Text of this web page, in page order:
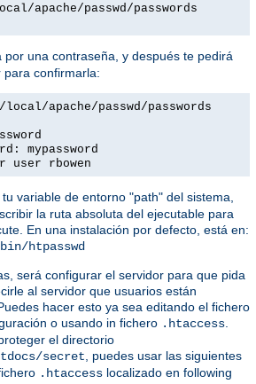
apache/passwd/passwords
por una contraseña, y después te pedirá
para confirmarla:
apache/passwd/passwords
mypassword
user rbowen
variable de entorno "path" del sistema,
la ruta absoluta del ejecutable para
En una instalación por defecto, está en:
htpasswd
será configurar el servidor para que pida
al servidor que usuarios están
hacer esto ya sea editando el fichero
o usando in fichero .htaccess
el directorio
secret , puedes usar las siguientes
.htaccess localizado en following